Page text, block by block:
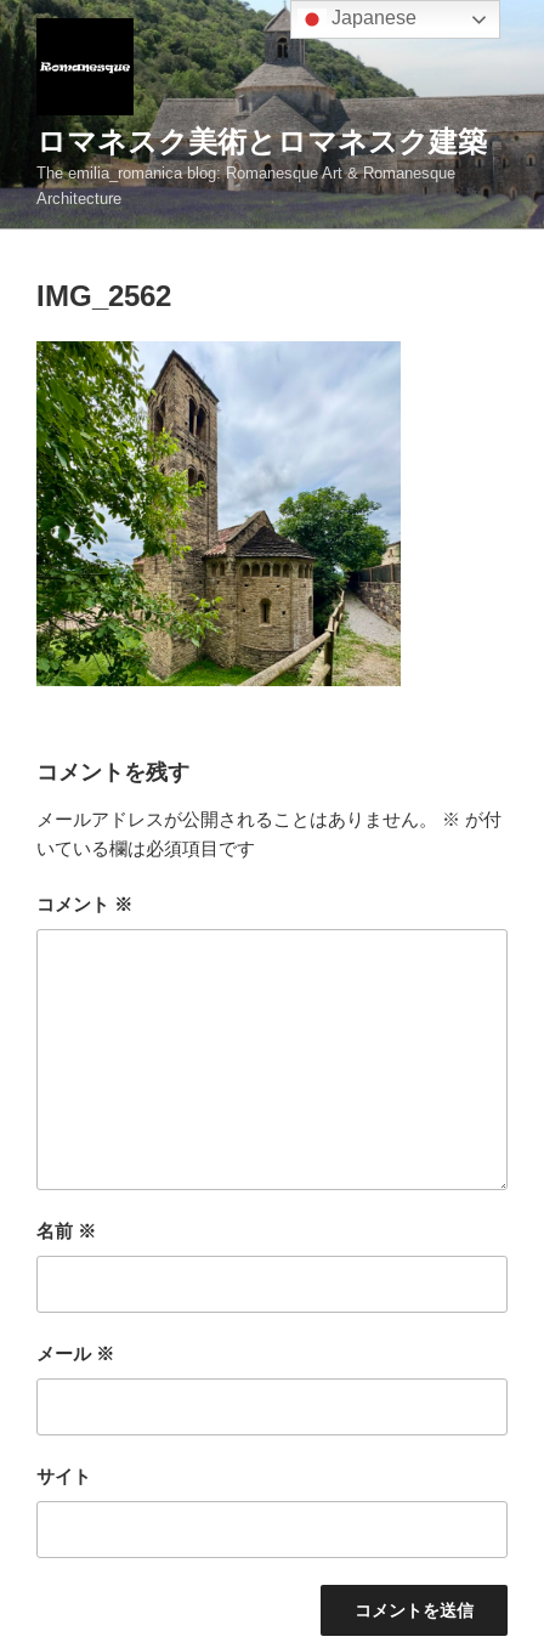
コ
ン
ス
キ
ロマネスク美術とロマネスク建築
The emilia_romanica blog: Romanesque Art & Romanesque
Architecture
IMG_2562
コメントを残す
メールアドレスが公開されることはありません。 ※ が付
いている欄は必須項目です
コメント ※
名前 ※
メール ※
サイト
Japanese